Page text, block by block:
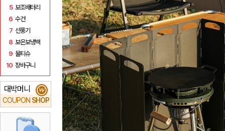
5 보조배터리
6 수건
7 선풍기
8 보온보냉백
9 물티슈
10 장바구니
대박머니
COUPON SHOP
₩